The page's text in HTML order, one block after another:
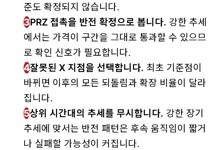
준도 확정되지 않습니다.
3PRZ 접촉을 반전 확정으로 봅니다. 강한 추세
에서는 가격이 구간을 그대로 통과할 수 있으므
로 확인 신호가 필요합니다.
4잘못된 X 지점을 선택합니다. 최초 기준점이
바뀌면 이후의 모든 되돌림과 확장 비율이 달라
집니다.
5상위 시간대의 추세를 무시합니다. 강한 장기
추세에 맞서는 반전 패턴은 후속 움직임이 짧거
나 실패할 가능성이 커집니다.